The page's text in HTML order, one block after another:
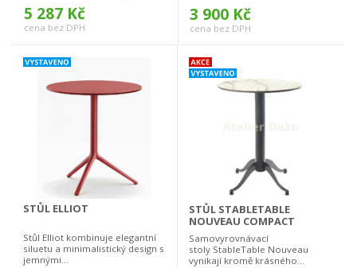
5 287 Kč
cena bez DPH
3 900 Kč
cena bez DPH
STŮL ELLIOT
Stůl Elliot kombinuje elegantní
siluetu a minimalistický design s
jemnými...
STŮL STABLETABLE
NOUVEAU COMPACT
Samovyrovnávací
stoly StableTable Nouveau
vynikají kromě krásného...